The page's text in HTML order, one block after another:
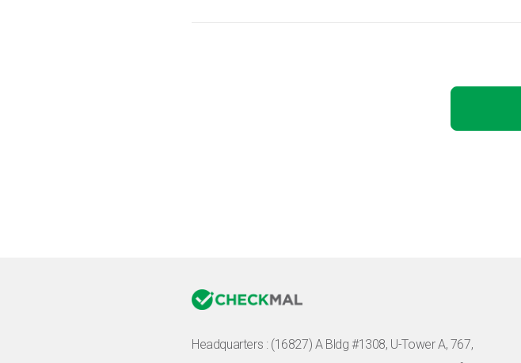
Headquarters : (16827) A Bldg #1308, U-Tower A, 767,